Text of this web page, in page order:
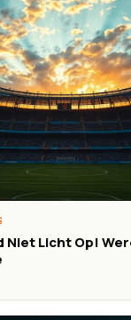
Niet Licht Op!